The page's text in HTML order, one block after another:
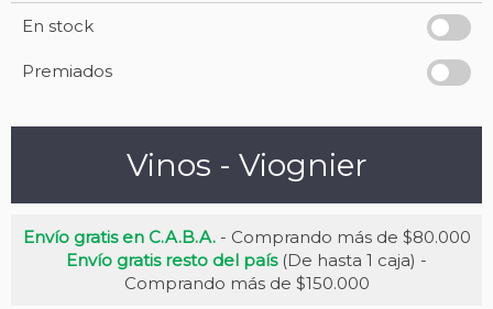
En stock
Premiados
Vinos - Viognier
Envío gratis en C.A.B.A.- Comprando más de $80.000
Envío gratis resto del país(De hasta 1 caja) -
Comprando más de $150.000